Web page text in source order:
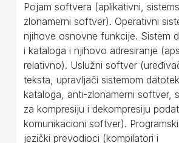
Pojam softvera (aplikativni,
zlonamerni softver). Operativni
njihove osnovne funkcije. Sistem
i kataloga i njihovo adresiranje
relativno). Uslužni softver
teksta, upravljači sistemom
kataloga, anti-zlonamerni softver,
za kompresiju i dekompresiju
komunikacioni softver).
jezički prevodioci (kompilatori i